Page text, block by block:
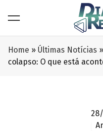
Home » Últimas Notícias »
colapso: O que está